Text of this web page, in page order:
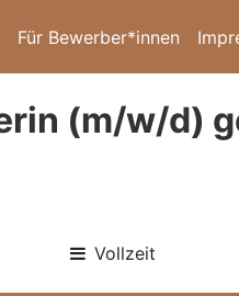
Für Bewerber*innen
(m/w/d)
Vollzeit